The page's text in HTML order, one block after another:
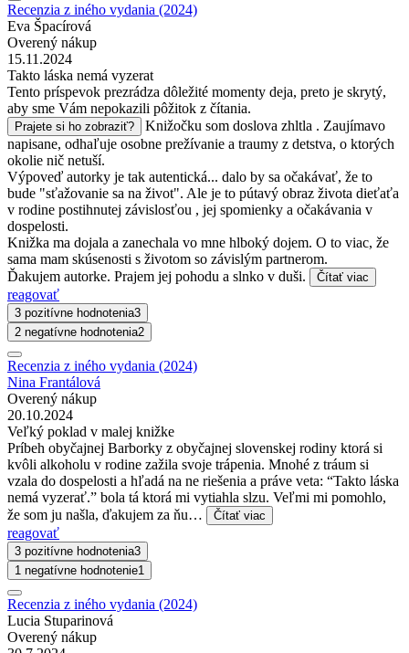
Recenzia z iného vydania (2024)
Eva Špacírová
Overený nákup
15.11.2024
Takto láska nemá vyzerat
Tento príspevok prezrádza dôležité momenty deja, preto je skrytý,
aby sme Vám nepokazili pôžitok z čítania.
Prajete si ho zobraziť?
Knižočku som doslova zhltla . Zaujímavo
napisane, odhaľuje osobne prežívanie a traumy z detstva, o ktorých
okolie nič netuší.
Výpoveď autorky je tak autentická... dalo by sa očakávať, že to
bude "sťažovanie sa na život". Ale je to pútavý obraz života dieťaťa
v rodine postihnutej závislosťou , jej spomienky a očakávania v
dospelosti.
Knižka ma dojala a zanechala vo mne hlboký dojem. O to viac, že
sama mam skúsenosti s životom so závislým partnerom.
Ďakujem autorke. Prajem jej pohodu a slnko v duši.
Čítať viac
reagovať
3 pozitívne hodnotenia3
2 negatívne hodnotenia2
Recenzia z iného vydania (2024)
Nina Frantálová
Overený nákup
20.10.2024
Veľký poklad v malej knižke
Príbeh obyčajnej Barborky z obyčajnej slovenskej rodiny ktorá si
kvôli alkoholu v rodine zažila svoje trápenia. Mnohé z tráum si
vzala do dospelosti a hľadá na ne riešenia a práve veta: “Takto láska
nemá vyzerať.” bola tá ktorá mi vytiahla slzu. Veľmi mi pomohlo,
že som ju našla, ďakujem za ňu…
Čítať viac
reagovať
3 pozitívne hodnotenia3
1 negatívne hodnotenie1
Recenzia z iného vydania (2024)
Lucia Stuparinová
Overený nákup